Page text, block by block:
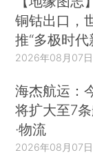
铜钴出口，
推“多极时代
2026年08月07日
海杰航运：
将扩大至7
·物流
2026年08月07日